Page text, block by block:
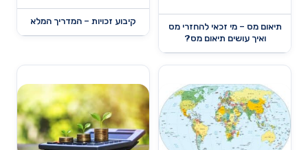
תיאום מס – מי זכאי להחזרי מס
ואיך עושים תיאום מס?
קיבוע זכויות – המדריך המלא